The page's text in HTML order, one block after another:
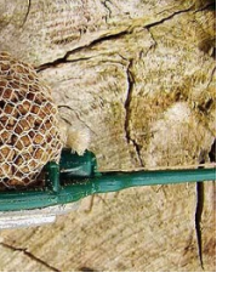
.
2
0
2
6